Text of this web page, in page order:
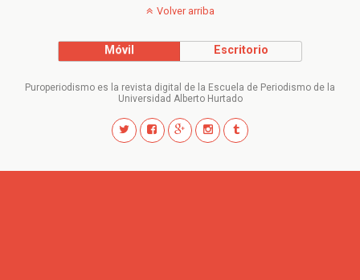
Volver arriba
Móvil Escritorio
Puroperiodismo es la revista digital de la Escuela de Periodismo de la
Universidad Alberto Hurtado